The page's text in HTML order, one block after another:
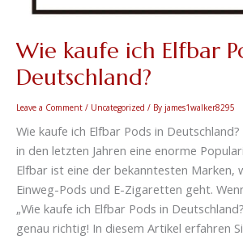
Wie kaufe ich Elfbar
Deutschland?
Leave a Comment / Uncategorized / By james1walker8295
Wie kaufe ich Elfbar Pods in
in den letzten Jahren eine enorme
Elfbar ist eine der bekanntesten Marken,
Einweg-Pods und E-Zigaretten geht.
„Wie kaufe ich Elfbar Pods in
genau richtig! In diesem Artikel erfahren